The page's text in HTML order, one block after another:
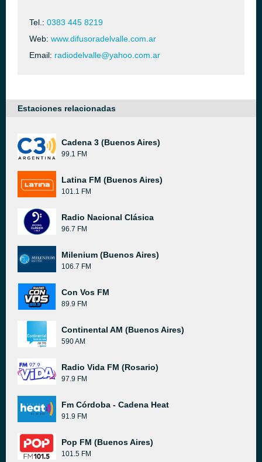
Tel.: 0383 445 8219
Web: www.difusoradelvalle.com.ar
Email: radiodelvalle@yahoo.com.ar
Estaciones relacionadas
Cadena 3 (Buenos Aires)
99.1 FM
Latina FM (Buenos Aires)
101.1 FM
Radio Nacional Clásica
96.7 FM
Milenium (Buenos Aires)
106.7 FM
Con Vos FM
89.9 FM
Continental AM (Buenos Aires)
590 AM
Radio Vida FM (Rosario)
97.9 FM
Fm Córdoba - Cadena Heat
91.9 FM
Pop FM (Buenos Aires)
101.5 FM